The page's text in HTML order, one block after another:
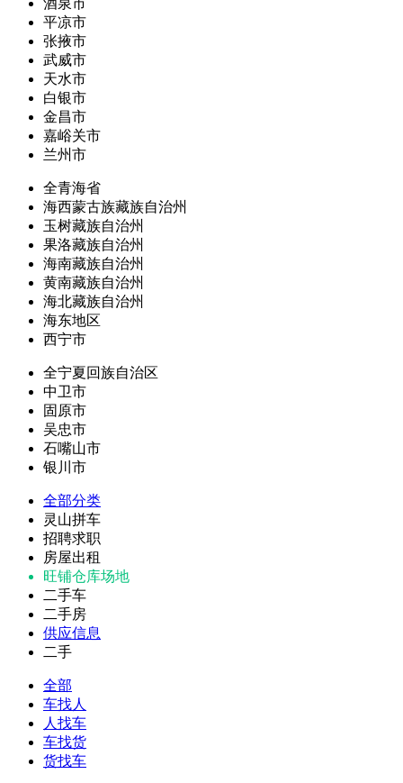
酒泉市
平凉市
张掖市
武威市
天水市
白银市
金昌市
嘉峪关市
兰州市
全青海省
海西蒙古族藏族自治州
玉树藏族自治州
果洛藏族自治州
海南藏族自治州
黄南藏族自治州
海北藏族自治州
海东地区
西宁市
全宁夏回族自治区
中卫市
固原市
吴忠市
石嘴山市
银川市
全部分类
灵山拼车
招聘求职
房屋出租
旺铺仓库场地
二手车
二手房
供应信息
二手
全部
车找人
人找车
车找货
货找车